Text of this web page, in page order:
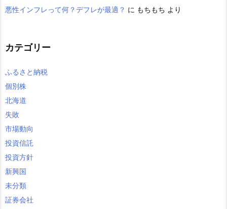
悪性インフレって何？デフレが最適？ に もちもち より
カテゴリー
ふるさと納税
個別株
北海道
失敗
市場動向
投資信託
投資方針
新興国
未分類
証券会社